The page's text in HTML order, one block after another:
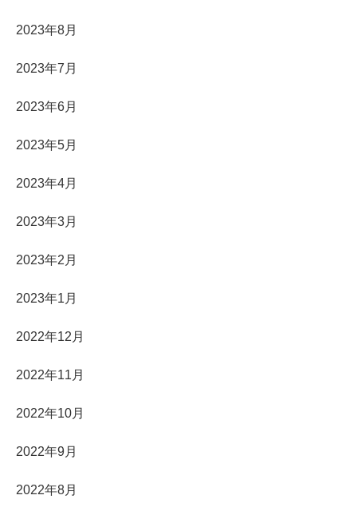
2023年8月
2023年7月
2023年6月
2023年5月
2023年4月
2023年3月
2023年2月
2023年1月
2022年12月
2022年11月
2022年10月
2022年9月
2022年8月